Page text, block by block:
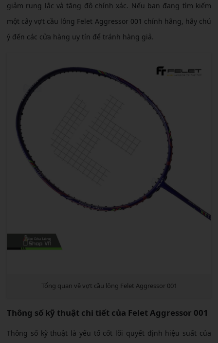
giảm rung lắc và tăng độ chính xác. Nếu bạn đang tìm kiếm
một cây vợt cầu lông Felet Aggressor 001 chính hãng, hãy chú
ý đến các cửa hàng uy tín để tránh hàng giả.
Tổng quan về vợt cầu lông Felet Aggressor 001
Thông số kỹ thuật chi tiết của Felet Aggressor 001
Thông số kỹ thuật là yếu tố cốt lõi quyết định hiệu suất của